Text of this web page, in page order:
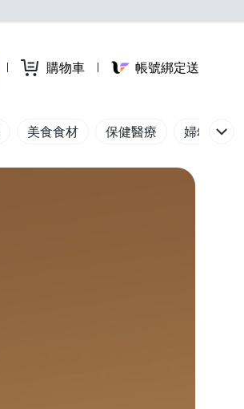
購物車 帳號綁定送
美食食材 保健醫療 婦幼玩具